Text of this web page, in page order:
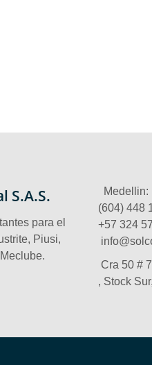
S.A.S.
para el
Piusi,
Medellin:
(604) 448
‪+57 324
Cra 50 #
, Stock